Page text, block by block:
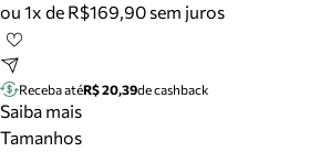
Mule
Tire dúvidas sobre pedidos,
Meus pedidos
ou 1x de R$169,90 sem juros
Receba atéR$ 20,39de cashback
Saiba mais
Tamanhos